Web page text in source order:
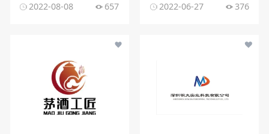
2022-08-08 657 2022-06-27 376